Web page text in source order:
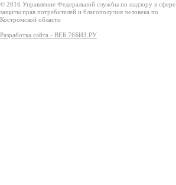
© 2016 Управление Федеральной службы по надзору в сфере
защиты прав потребителей и благополучия человека по
Костромской области
Разработка сайта - ВЕБ.76БИЗ.РУ